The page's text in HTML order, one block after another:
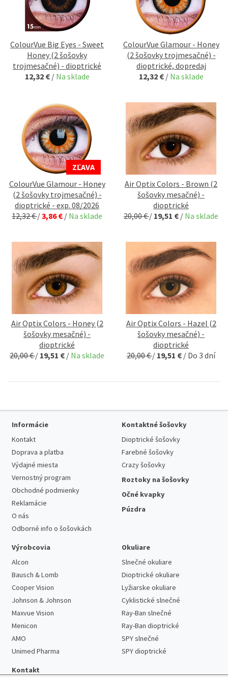
ColourVue Big Eyes - Sweet
Honey (2 šošovky
trojmesačné) - dioptrické
12,32 € / Na sklade
ColourVue Glamour - Honey
(2 šošovky trojmesačné) -
dioptrické, dopredaj
12,32 € / Na sklade
ZĽAVA
ColourVue Glamour - Honey
(2 šošovky trojmesačné) -
dioptrické - exp. 08/2026
12,32 €/3,86 € / Na sklade
Air Optix Colors - Brown (2
šošovky mesačné) -
dioptrické
20,00 €/ 19,51 € / Na sklade
Air Optix Colors - Honey (2
šošovky mesačné) -
dioptrické
20,00 €/ 19,51 € / Na sklade
Air Optix Colors - Hazel (2
šošovky mesačné) -
dioptrické
20,00 €/ 19,51 € / Do 3 dní
Informácie
Kontakt
Doprava a platba
Výdajné miesta
Vernostný program
Obchodné podmienky
Reklamácie
O nás
Odborné info o šošovkách
Kontaktné šošovky
Dioptrické šošovky
Farebné šošovky
Crazy šošovky
Roztoky na šošovky
Očné kvapky
Púzdra
Výrobcovia
Alcon
Bausch & Lomb
Cooper Vision
Johnson & Johnson
Maxvue Vision
Menicon
AMO
Unimed Pharma
Okuliare
Slnečné okuliare
Dioptrické okuliare
Lyžiarske okuliare
Cyklistické slnečné
Ray-Ban slnečné
Ray-Ban dioptrické
SPY slnečné
SPY dioptrické
Kontakt